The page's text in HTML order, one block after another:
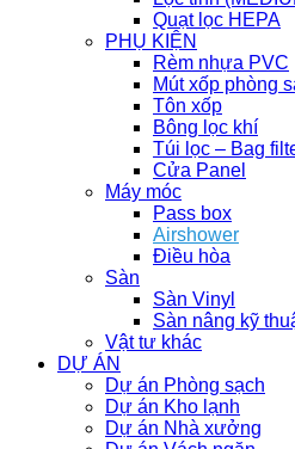
Quạt lọc HEPA
PHỤ KIỆN
Rèm nhựa PVC
Mút xốp phòng
Tôn xốp
Bông lọc khí
Túi lọc – Bag
Cửa Panel
Máy móc
Pass box
Airshower
Điều hòa
Sàn
Sàn Vinyl
Sàn nâng kỹ
Vật tư khác
DỰ ÁN
Dự án Phòng sạch
Dự án Kho lạnh
Dự án Nhà xưởng